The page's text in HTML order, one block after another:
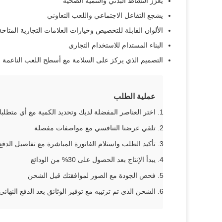
يشجع التفاعل الاجتماعي واللعب التعاوني
الألوان القابلة للتخصيص وخيارات العلامات التجارية
البناء المستدام للاستخدام التجاري
التصميم الذي يركز على السلامة مع أسطح اللعب الناعمة
عملية الطلب
اختر العناصر المفضلة لديك وتحديد الكمية مع أي
تلقي عرضنا التنافسي مع مواصفات مفصلة
تأكيد الطلب واستلام الفاتورة المباشرة مع تفاصيل
يبدأ الإنتاج بعد الحصول على 30% من الودائع
فحص الجودة مع الصور لموافقتك قبل الشحن
الشحن الذي تم ترتيبه مع توفير الوثائق بعد الدفع النهائي